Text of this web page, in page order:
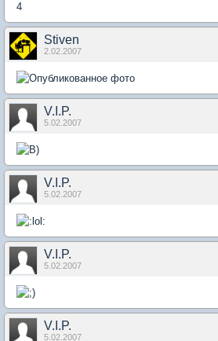
4
Stiven
2.02.2007
V.I.P.
5.02.2007
V.I.P.
5.02.2007
V.I.P.
5.02.2007
V.I.P.
5.02.2007